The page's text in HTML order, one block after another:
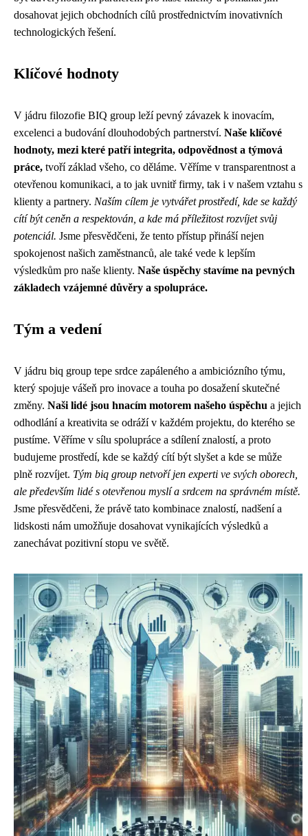
dosahovat jejich obchodních cílů prostřednictvím inovativních
technologických řešení.
Klíčové hodnoty
V jádru filozofie BIQ group leží pevný závazek k inovacím,
excelenci a budování dlouhodobých partnerství. Naše klíčové
hodnoty, mezi které patří integrita, odpovědnost a týmová
práce, tvoří základ všeho, co děláme. Věříme v transparentnost a
otevřenou komunikaci, a to jak uvnitř firmy, tak i v našem vztahu s
klienty a partnery. Naším cílem je vytvářet prostředí, kde se každý
cítí být ceněn a respektován, a kde má příležitost rozvíjet svůj
potenciál. Jsme přesvědčeni, že tento přístup přináší nejen
spokojenost našich zaměstnanců, ale také vede k lepším
výsledkům pro naše klienty. Naše úspěchy stavíme na pevných
základech vzájemné důvěry a spolupráce.
Tým a vedení
V jádru biq group tepe srdce zapáleného a ambiciózního týmu,
který spojuje vášeň pro inovace a touha po dosažení skutečné
změny. Naši lidé jsou hnacím motorem našeho úspěchu a jejich
odhodlání a kreativita se odráží v každém projektu, do kterého se
pustíme. Věříme v sílu spolupráce a sdílení znalostí, a proto
budujeme prostředí, kde se každý cítí být slyšet a kde se může
plně rozvíjet. Tým biq group netvoří jen experti ve svých oborech,
ale především lidé s otevřenou myslí a srdcem na správném místě.
Jsme přesvědčeni, že právě tato kombinace znalostí, nadšení a
lidskosti nám umožňuje dosahovat vynikajících výsledků a
zanechávat pozitivní stopu ve světě.